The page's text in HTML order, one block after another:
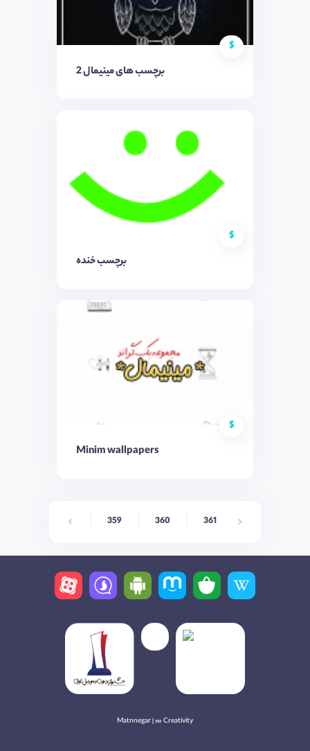
$
برچسب های مینیمال 2
$
برچسب خنده
$
Minim wallpapers
359 360 361
Matnnegar | ∞ Creativity